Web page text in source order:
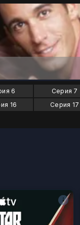
6 Серия 7
16 Серия 17